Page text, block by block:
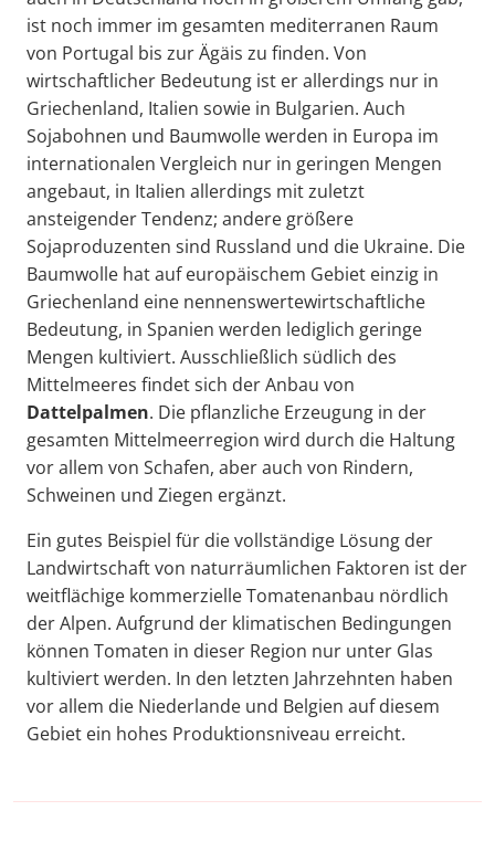
ist noch immer im gesamten mediterranen Raum
von Portugal bis zur Ägäis zu finden. Von
wirtschaftlicher Bedeutung ist er allerdings nur in
Griechenland, Italien sowie in Bulgarien. Auch
Sojabohnen und Baumwolle werden in Europa im
internationalen Vergleich nur in geringen Mengen
angebaut, in Italien allerdings mit zuletzt
ansteigender Tendenz; andere größere
Sojaproduzenten sind Russland und die Ukraine. Die
Baumwolle hat auf europäischem Gebiet einzig in
Griechenland eine nennenswertewirtschaftliche
Bedeutung, in Spanien werden lediglich geringe
Mengen kultiviert. Ausschließlich südlich des
Mittelmeeres findet sich der Anbau von
Dattelpalmen. Die pflanzliche Erzeugung in der
gesamten Mittelmeerregion wird durch die Haltung
vor allem von Schafen, aber auch von Rindern,
Schweinen und Ziegen ergänzt.
Ein gutes Beispiel für die vollständige Lösung der
Landwirtschaft von naturräumlichen Faktoren ist der
weitflächige kommerzielle Tomatenanbau nördlich
der Alpen. Aufgrund der klimatischen Bedingungen
können Tomaten in dieser Region nur unter Glas
kultiviert werden. In den letzten Jahrzehnten haben
vor allem die Niederlande und Belgien auf diesem
Gebiet ein hohes Produktionsniveau erreicht.